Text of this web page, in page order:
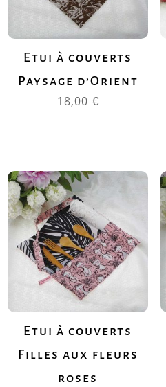
Etui à couverts
Paysage d’Orient
18,00 €
Etui à couverts
Filles aux fleurs
roses